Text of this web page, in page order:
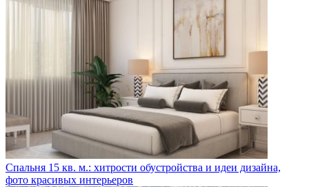
Спальня 15 кв. м.: хитрости обустройства и идеи дизайна,
фото красивых интерьеров